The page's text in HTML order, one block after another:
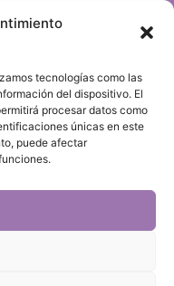
tecnologías como las
del dispositivo. El
procesar datos como
únicas en este
puede afectar